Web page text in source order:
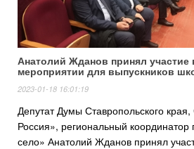
Анатолий Жданов принял
мероприятии для выпускников
2023-01-18 16:01:19
Депутат Думы Ставропольского
Россия», региональный координатор
село» Анатолий Жданов принял